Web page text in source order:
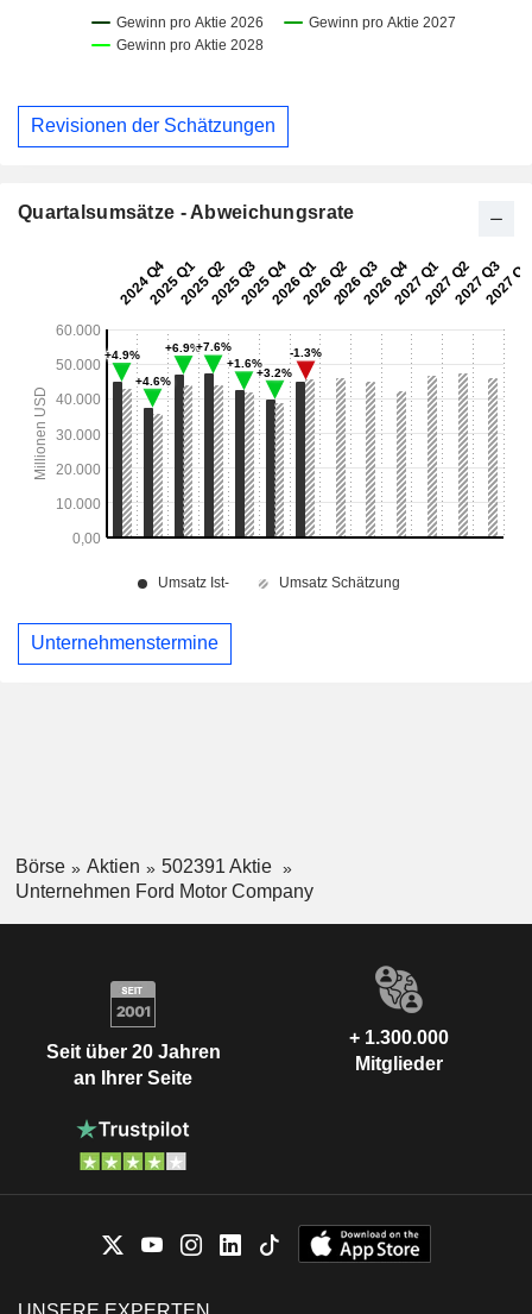
Revisionen der Schätzungen
Quartalsumsätze - Abweichungsrate
Unternehmenstermine
Börse Aktien
502391 Aktie
Unternehmen Ford Motor Company
Seit über 20 Jahren
an Ihrer Seite
+ 1.300.000
Mitglieder